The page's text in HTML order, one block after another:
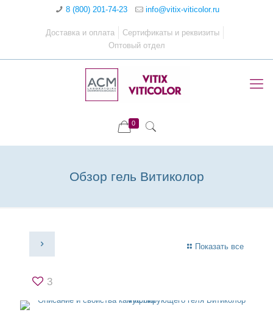
8 (800) 201-74-23 info@vitix-viticolor.ru
Доставка и оплата
Сертификаты и реквизиты
Оптовый отдел
0
Обзор гель Витиколор
Показать все
3